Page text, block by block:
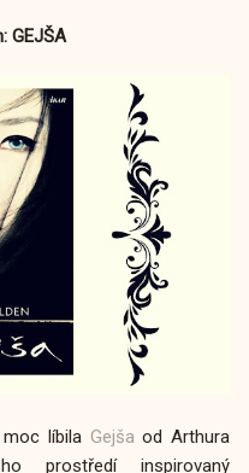
GEJŠA
líbila Gejša od Arthura
prostředí inspirovaný